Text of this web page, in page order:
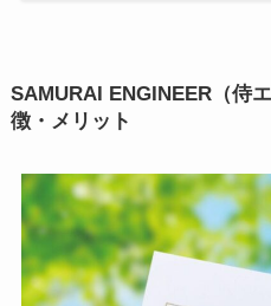
SAMURAI ENGINEER（侍
徴・メリット